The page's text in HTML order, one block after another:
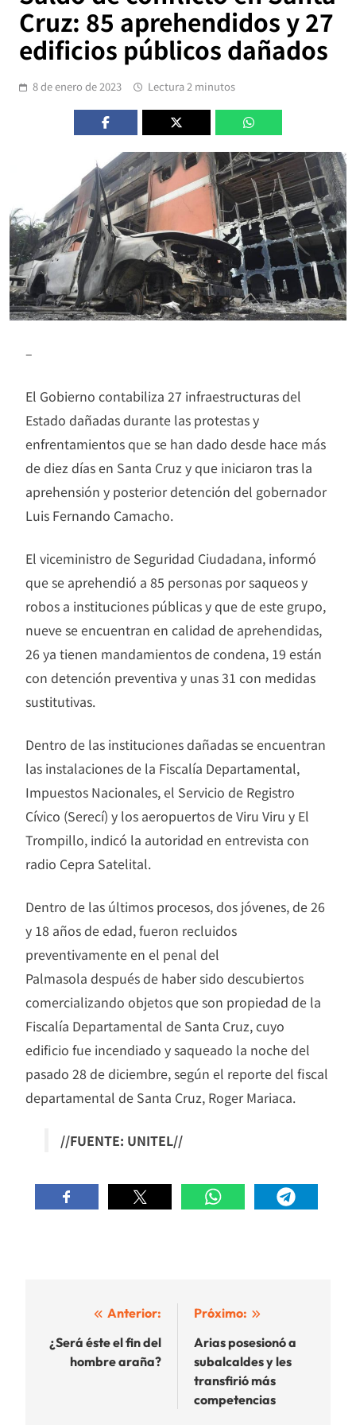
Cruz: 85 aprehendidos y 27
edificios públicos dañados
8 de enero de 2023 Lectura 2 minutos
–
El Gobierno contabiliza 27 infraestructuras del
Estado dañadas durante las protestas y
enfrentamientos que se han dado desde hace más
de diez días en Santa Cruz y que iniciaron tras la
aprehensión y posterior detención del gobernador
Luis Fernando Camacho.
El viceministro de Seguridad Ciudadana, informó
que se aprehendió a 85 personas por saqueos y
robos a instituciones públicas y que de este grupo,
nueve se encuentran en calidad de aprehendidas,
26 ya tienen mandamientos de condena, 19 están
con detención preventiva y unas 31 con medidas
sustitutivas.
Dentro de las instituciones dañadas se encuentran
las instalaciones de la Fiscalía Departamental,
Impuestos Nacionales, el Servicio de Registro
Cívico (Serecí) y los aeropuertos de Viru Viru y El
Trompillo, indicó la autoridad en entrevista con
radio Cepra Satelital.
Dentro de las últimos procesos, dos jóvenes, de 26
y 18 años de edad, fueron recluidos
preventivamente en el penal del
Palmasola después de haber sido descubiertos
comercializando objetos que son propiedad de la
Fiscalía Departamental de Santa Cruz, cuyo
edificio fue incendiado y saqueado la noche del
pasado 28 de diciembre, según el reporte del fiscal
departamental de Santa Cruz, Roger Mariaca.
//FUENTE: UNITEL//
Navegación
de
entradas
Anterior:
¿Será éste el fin del
hombre araña?
Próximo:
Arias posesionó a
subalcaldes y les
transfirió más
competencias